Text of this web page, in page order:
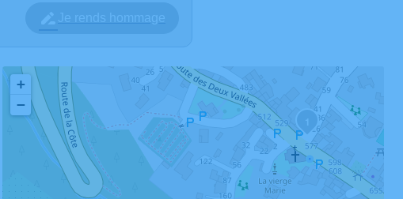
+
−